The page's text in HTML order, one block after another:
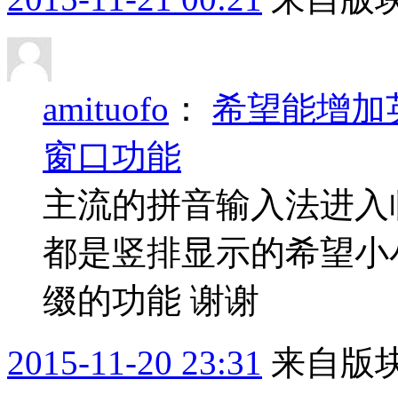
amituofo ： 希望能增加
窗口功能
主流的拼音输入法进
都是竖排显示的希望
缀的功能 谢谢
2015-11-20 23:31 来自版